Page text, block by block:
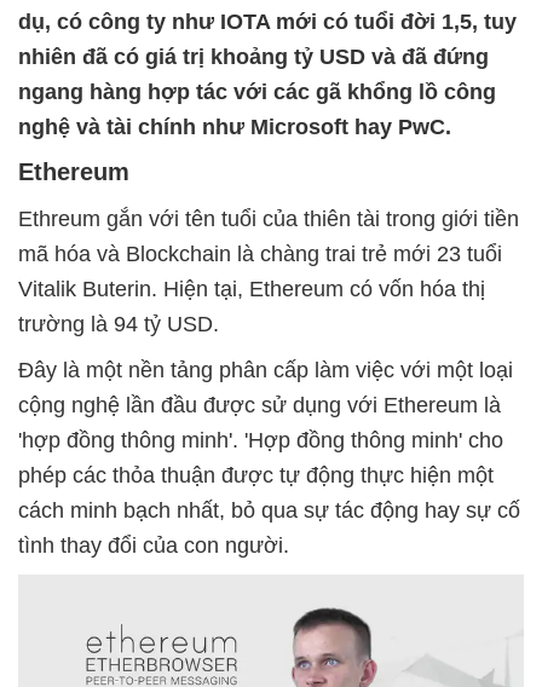
dụ, có công ty như IOTA mới có tuổi đời 1,5, tuy
nhiên đã có giá trị khoảng tỷ USD và đã đứng
ngang hàng hợp tác với các gã khổng lồ công
nghệ và tài chính như Microsoft hay PwC.
Ethereum
Ethreum gắn với tên tuổi của thiên tài trong giới tiền
mã hóa và Blockchain là chàng trai trẻ mới 23 tuổi
Vitalik Buterin. Hiện tại, Ethereum có vốn hóa thị
trường là 94 tỷ USD.
Đây là một nền tảng phân cấp làm việc với một loại
cộng nghệ lần đầu được sử dụng với Ethereum là
'hợp đồng thông minh'. 'Hợp đồng thông minh' cho
phép các thỏa thuận được tự động thực hiện một
cách minh bạch nhất, bỏ qua sự tác động hay sự cố
tình thay đổi của con người.